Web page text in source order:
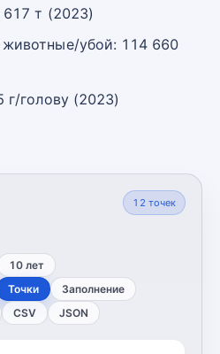
т (2023)
убой: 114 660
г/голову (2023)
12 точек
10 лет
Точки Заполнение
CSV JSON